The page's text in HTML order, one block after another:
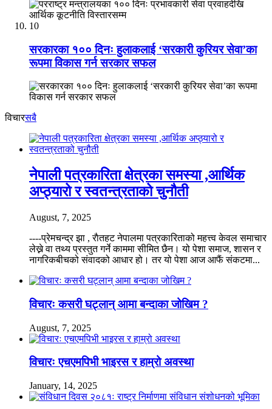
10
सरकारका १०० दिनः हुलाकलाई ‘सरकारी कुरियर सेवा’का
रूपमा विकास गर्न सरकार सफल
विचारसबै
नेपाली पत्रकारिता क्षेत्रका समस्या ,आर्थिक
अप्ठ्यारो र स्वतन्त्रताको चुनौती
August, 7, 2025
----प्रेमचन्द्र झा , राैतहट नेपालमा पत्रकारिताको महत्त्व केवल समाचार
लेख्ने वा तथ्य प्रस्तुत गर्ने काममा सीमित छैन। यो पेशा समाज, शासन र
नागरिकबीचको संवादको आधार हो। तर यो पेशा आज आफैं संकटमा...
विचारः कसरी घट्लान् आमा बन्दाका जोखिम ?
August, 7, 2025
विचारः एचएमपिभी भाइरस र हाम्रो अवस्था
January, 14, 2025